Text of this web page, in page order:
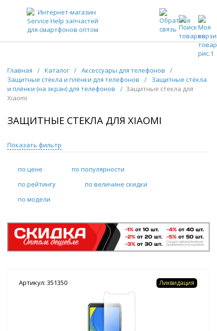
ЗАПЧАСТИ ДЛЯ ТЕЛЕФОНОВ ОПТОМ
Главная / Каталог / Аксессуары для телефонов
/
Защитные стёкла и плёнки для телефонов
/
Защитные стёкла
и плёнки (на экран) для телефонов
/ Защитные стекла для
Xiaomi
ЗАЩИТНЫЕ СТЕКЛА ДЛЯ XIAOMI
Показать фильтр
по цене
по популярности
по рейтингу
по величине скидки
по модели
Артикул: 351350 Ликвидация